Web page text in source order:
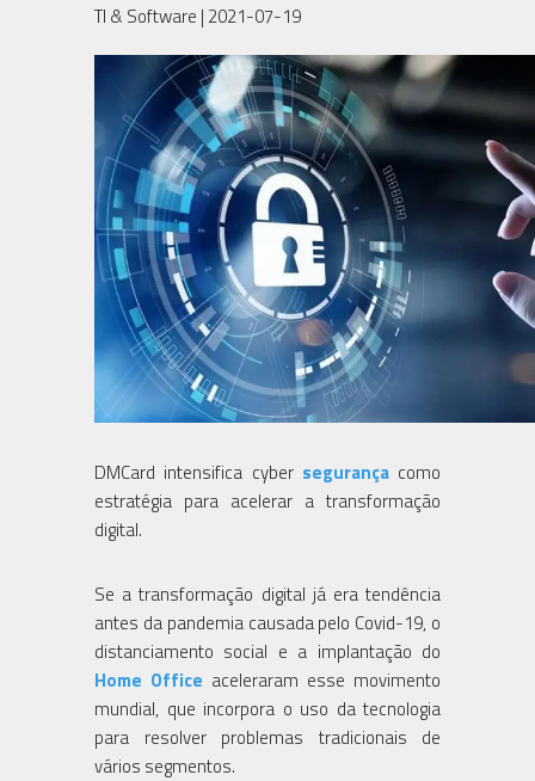
TI & Software | 2021-07-19
DMCard intensifica cyber segurançacomo
estratégia para acelerar a transformação
digital.
Se a transformação digital já era tendência
antes da pandemia causada pelo Covid-19, o
distanciamento social e a implantação do
Home Office aceleraram esse movimento
mundial, que incorpora o uso da tecnologia
para resolver problemas tradicionais de
vários segmentos.